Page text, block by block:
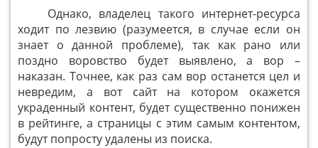
Однако, владелец такого интернет-ресурса
ходит по лезвию (разумеется, в случае если он
знает о данной проблеме), так как рано или
поздно воровство будет выявлено, а вор –
наказан. Точнее, как раз сам вор останется цел и
невредим, а вот сайт на котором окажется
украденный контент, будет существенно понижен
в рейтинге, а страницы с этим самым контентом,
будут попросту удалены из поиска.